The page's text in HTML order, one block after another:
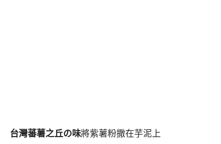
台灣蕃薯之丘の味將紫薯粉撒在芋泥上